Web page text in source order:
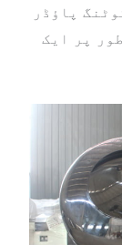
پاؤڈر
پر ایک